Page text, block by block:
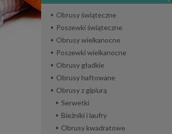
Obrusy świąteczne
Poszewki świąteczne
Obrusy wielkanocne
Poszewki wielkanocne
Obrusy gładkie
Obrusy haftowane
Obrusy z gipiurą
Serwetki
Bieżniki i laufry
Obrusy kwadratowe